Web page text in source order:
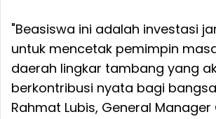
"Beasiswa ini adalah investasi
untuk mencetak pemimpin
daerah lingkar tambang yang
berkontribusi nyata bagi
Rahmat Lubis, General